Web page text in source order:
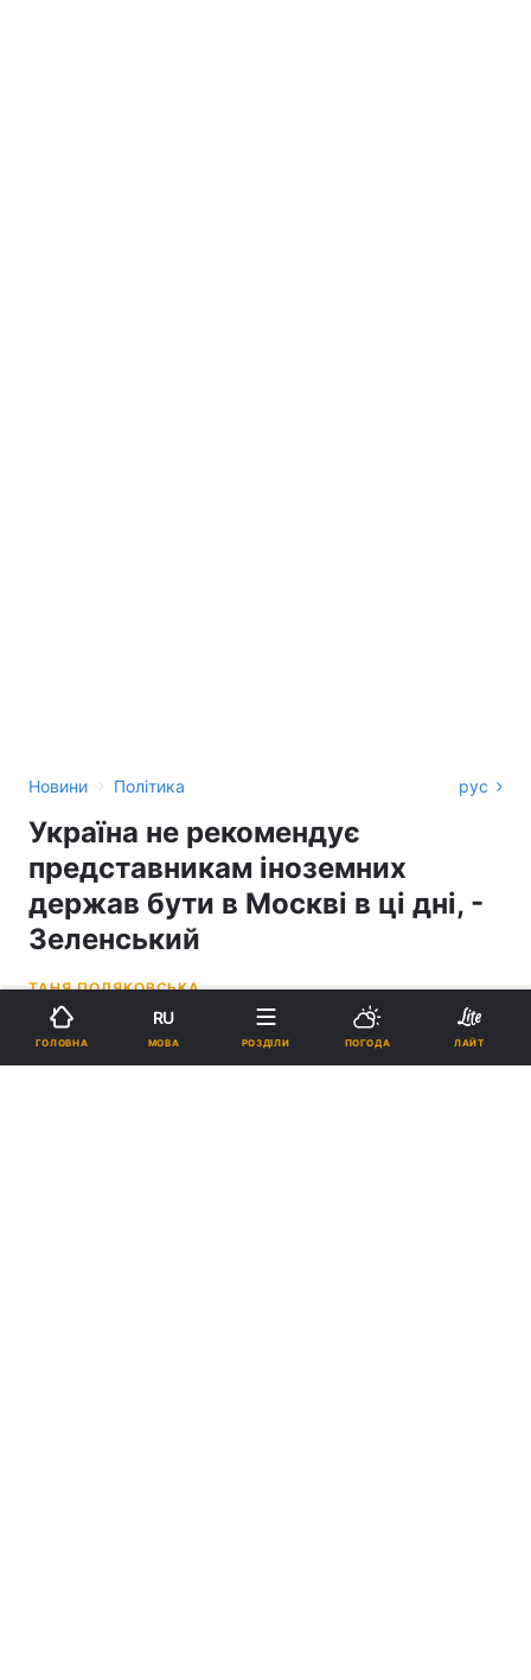
Новини › Політика рус
Україна не рекомендує
представникам іноземних
держав бути в Москві в ці дні, -
Зеленський
ТАНЯ ПОЛЯКОВСЬКА
20:16, 07.05.26
ГОЛОВНА
RU
МОВА РОЗДІЛИ ПОГОДА ЛАЙТ